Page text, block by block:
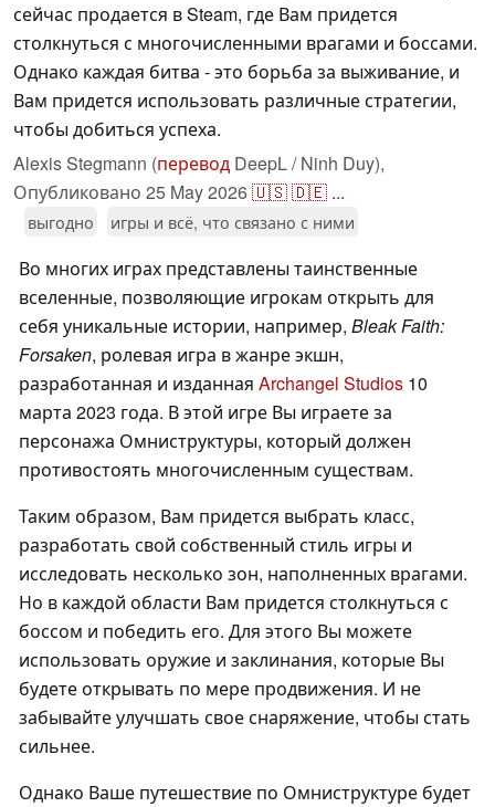
сейчас продается в Steam, где Вам придется
столкнуться с многочисленными врагами и боссами.
Однако каждая битва - это борьба за выживание, и
Вам придется использовать различные стратегии,
чтобы добиться успеха.
Alexis Stegmann (перевод DeepL / Ninh Duy),
Опубликовано 25 May 2026🇺🇸🇩🇪 ...
выгодно игры и всё, что связано с ними
Во многих играх представлены таинственные
вселенные, позволяющие игрокам открыть для
себя уникальные истории, например, Bleak Faith:
Forsaken, ролевая игра в жанре экшн,
разработанная и изданная Archangel Studios 10
марта 2023 года. В этой игре Вы играете за
персонажа Омниструктуры, который должен
противостоять многочисленным существам.
Таким образом, Вам придется выбрать класс,
разработать свой собственный стиль игры и
исследовать несколько зон, наполненных врагами.
Но в каждой области Вам придется столкнуться с
боссом и победить его. Для этого Вы можете
использовать оружие и заклинания, которые Вы
будете открывать по мере продвижения. И не
забывайте улучшать свое снаряжение, чтобы стать
сильнее.
Однако Ваше путешествие по Омниструктуре будет